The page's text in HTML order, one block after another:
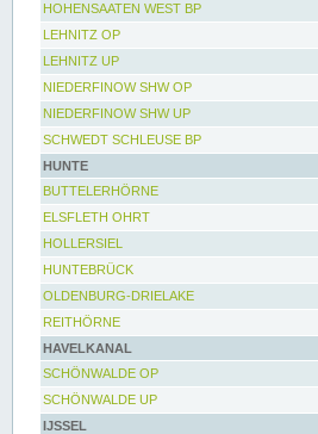
HOHENSAATEN WEST BP
LEHNITZ OP
LEHNITZ UP
NIEDERFINOW SHW OP
NIEDERFINOW SHW UP
SCHWEDT SCHLEUSE BP
HUNTE
BUTTELERHÖRNE
ELSFLETH OHRT
HOLLERSIEL
HUNTEBRÜCK
OLDENBURG-DRIELAKE
REITHÖRNE
HAVELKANAL
SCHÖNWALDE OP
SCHÖNWALDE UP
IJSSEL